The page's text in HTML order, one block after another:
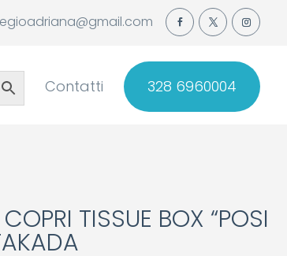
Contatti 328 6960004
TISSUE BOX “POSI